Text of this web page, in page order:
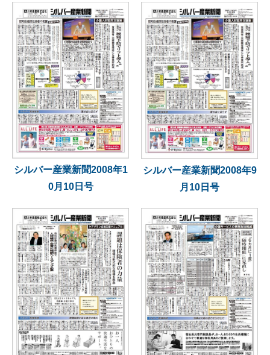
シルバー産業新聞2008年1
0月10日号
シルバー産業新聞2008年9
月10日号